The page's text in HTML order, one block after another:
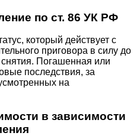
по ст. 86 УК РФ
который действует с
приговора в силу до
Погашенная или
последствия, за
на
в зависимости